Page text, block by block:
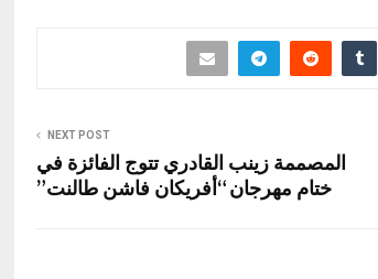
ail
ar
e
NEXT POST
المصممة زينب القادري تتوج الفائزة في
ختام مهرجان “أفريكان فاشن طالنت”